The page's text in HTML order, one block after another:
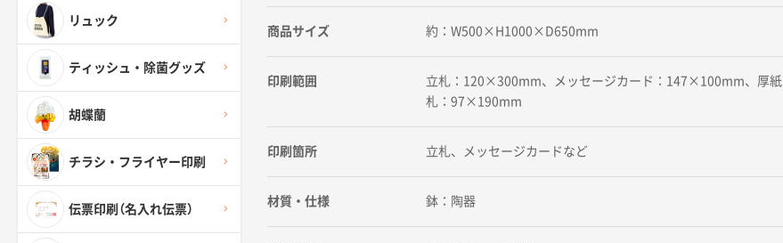
リュック
ティッシュ・除菌グッズ
胡蝶蘭
チラシ・フライヤー印刷
伝票印刷（名入れ伝票）
商品サイズ 約：W500×H1000×D650mm
印刷範囲
立札：120×300mm、メッセージカード：147×100mm、厚紙
札：97×190mm
印刷箇所 立札、メッセージカードなど
材質・仕様 鉢：陶器